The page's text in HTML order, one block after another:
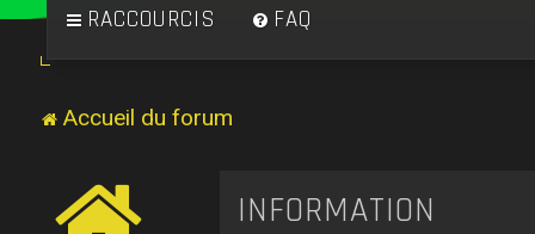
RACCOURCIS FAQ
Accueil du forum
INFORMATION